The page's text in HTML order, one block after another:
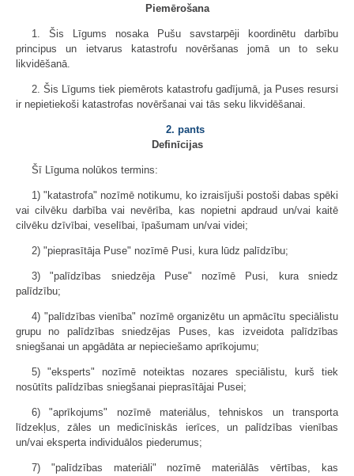
Piemērošana
1. Šis Līgums nosaka Pušu savstarpēji koordinētu darbību
principus un ietvarus katastrofu novēršanas jomā un to seku
likvidēšanā.
2. Šis Līgums tiek piemērots katastrofu gadījumā, ja Puses resursi
ir nepietiekoši katastrofas novēršanai vai tās seku likvidēšanai.
2. pants
Definīcijas
Šī Līguma nolūkos termins:
1) "katastrofa" nozīmē notikumu, ko izraisījuši postoši dabas spēki
vai cilvēku darbība vai nevērība, kas nopietni apdraud un/vai kaitē
cilvēku dzīvībai, veselībai, īpašumam un/vai videi;
2) "pieprasītāja Puse" nozīmē Pusi, kura lūdz palīdzību;
3) "palīdzības sniedzēja Puse" nozīmē Pusi, kura sniedz
palīdzību;
4) "palīdzības vienība" nozīmē organizētu un apmācītu speciālistu
grupu no palīdzības sniedzējas Puses, kas izveidota palīdzības
sniegšanai un apgādāta ar nepieciešamo aprīkojumu;
5) "eksperts" nozīmē noteiktas nozares speciālistu, kurš tiek
nosūtīts palīdzības sniegšanai pieprasītājai Pusei;
6) "aprīkojums" nozīmē materiālus, tehniskos un transporta
līdzekļus, zāles un medicīniskās ierīces, un palīdzības vienības
un/vai eksperta individuālos piederumus;
7) "palīdzības materiāli" nozīmē materiālās vērtības, kas